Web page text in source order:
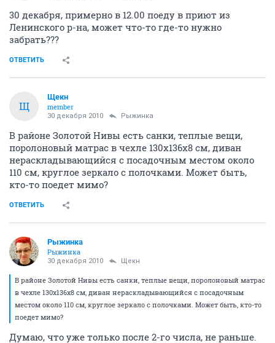
30 декабря, примерно в 12.00 поеду в приют из
Ленинского р-на, может что-то где-то нужно
забрать???
ОТВЕТИТЬ
Щ
Щекн
member
30 декабря 2010 Рыжинка
В районе Золотой Нивы есть санки, теплые вещи,
поролоновый матрас в чехле 130х136х8 см, диван
нераскладывающийся с посадочным местом около
110 см, круглое зеркало с полочками. Может быть,
кто-то поедет мимо?
ОТВЕТИТЬ
Рыжинка
Рыжинка
30 декабря 2010 Щекн
В районе Золотой Нивы есть санки, теплые вещи, поролоновый матрас
в чехле 130х136х8 см, диван нераскладывающийся с посадочным
местом около 110 см, круглое зеркало с полочками. Может быть, кто-то
поедет мимо?
Думаю, что уже только после 2-го числа, не раньше.